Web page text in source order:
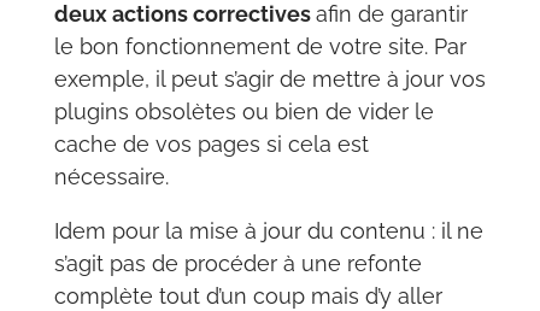
deux actions correctivesafin de garantir
le bon fonctionnement de votre site. Par
exemple, il peut s’agir de mettre à jour vos
plugins obsolètes ou bien de vider le
cache de vos pages si cela est
nécessaire.
Idem pour la mise à jour du contenu : il ne
s’agit pas de procéder à une refonte
complète tout d’un coup mais d’y aller